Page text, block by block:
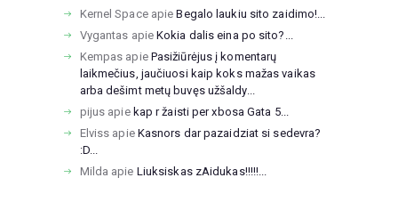
Kernel SpaceapieBegalo laukiu sito zaidimo!...
Vygantas apieKokia dalis eina po sito?...
Kempas apie Pasižiūrėjus į komentarų
laikmečius, jaučiuosi kaip koks mažas vaikas
arba dešimt metų buvęs užšaldy...
pijus apie kap r žaisti per xbosa Gata 5...
Elviss apie Kasnors dar pazaidziat si sedevra?
:D...
Milda apie Liuksiskas zAidukas!!!!!...